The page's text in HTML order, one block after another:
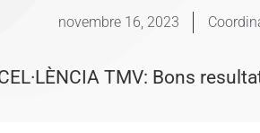
novembre 16, 2023
TMV: Bons